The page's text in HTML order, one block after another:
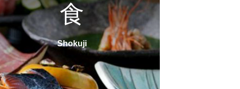
食
Shokuji